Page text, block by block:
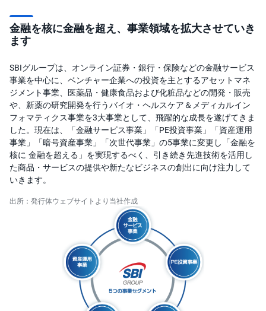
金融を核に金融を超え、事業領域を拡大させていき
ます
SBIグループは、オンライン証券・銀行・保険などの金融サービス
事業を中心に、ベンチャー企業への投資を主とするアセットマネ
ジメント事業、医薬品・健康食品および化粧品などの開発・販売
や、新薬の研究開発を行うバイオ・ヘルスケア＆メディカルイン
フォマティクス事業を3大事業として、飛躍的な成長を遂げてきま
した。現在は、「金融サービス事業」「PE投資事業」「資産運用
事業」「暗号資産事業」「次世代事業」の5事業に変更し「金融を
核に 金融を超える」を実現するべく、引き続き先進技術を活用し
た商品・サービスの提供や新たなビジネスの創出に向け注力して
いきます。
出所：発行体ウェブサイトより当社作成